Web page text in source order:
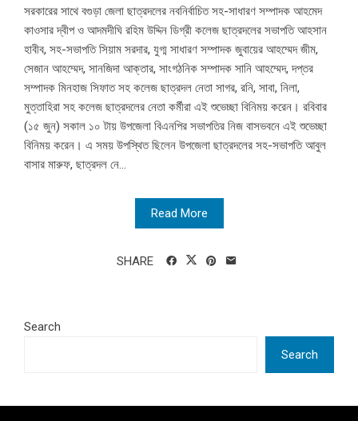
সরকারের সাথে বগুড়া জেলা ছাত্রদলের নবনির্বাচিত সহ-সাধারণ সম্পাদক আহমেদ
কাওসার দ্বীপ ও আদমদীঘি রহিম উদ্দিন ডিগ্রী কলেজ ছাত্রদলের সভাপতি আহসান
হাবীব, সহ-সভাপতি সিয়াম সরদার, যুগ্ম সাধারণ সম্পাদক জুবায়ের আহম্মেদ জীম,
সেজান আহম্মেদ, সানজিদা আক্তার, সাংগঠনিক সম্পাদক সানি আহম্মেদ, দপ্তর
সম্পাদক মিনহাজ সিফাত সহ কলেজ ছাত্রদল নেতা সাগর, রনি, সাবা, নিলা,
মুত্তাহিরা সহ কলেজ ছাত্রদলের নেতা কর্মীরা এই শুভেচ্ছা বিনিময় করেন। রবিবার
(১৫ জুন) সকাল ১০ টায় উপজেলা বিএনপির সভাপতির নিজ বাসভবনে এই শুভেচ্ছা
বিনিময় করেন। এ সময় উপস্থিত ছিলেন উপজেলা ছাত্রদলের সহ-সভাপতি আবুল
বাসার মারুফ, ছাত্রদল নে...
Read More
SHARE
Search
Search